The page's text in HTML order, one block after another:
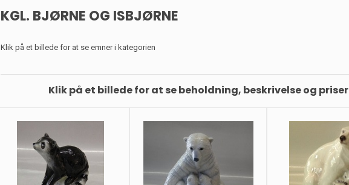
KGL. BJØRNE OG ISBJØRNE
Klik på et billede for at se emner i kategorien
Klik på et billede for at se beholdning, beskrivelse og priser